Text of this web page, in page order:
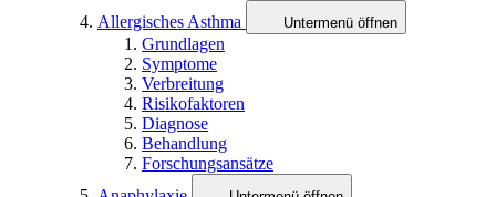
Allergisches Asthma
Untermenü öffnen
Grundlagen
Symptome
Verbreitung
Risikofaktoren
Diagnose
Behandlung
Forschungsansätze